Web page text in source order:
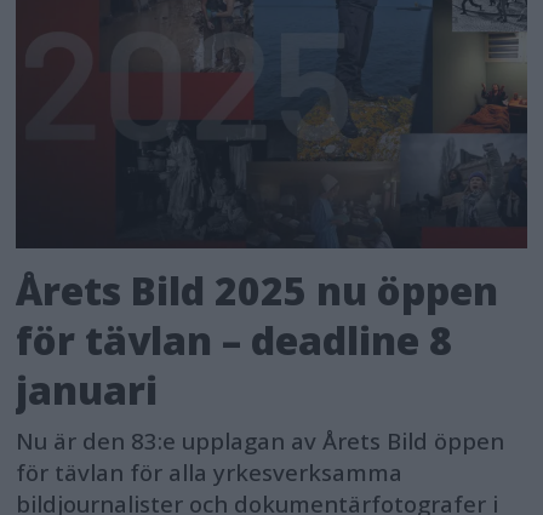
Årets Bild 2025 nu öppen
för tävlan – deadline 8
januari
Nu är den 83:e upplagan av Årets Bild öppen
för tävlan för alla yrkesverksamma
bildjournalister och dokumentärfotografer i